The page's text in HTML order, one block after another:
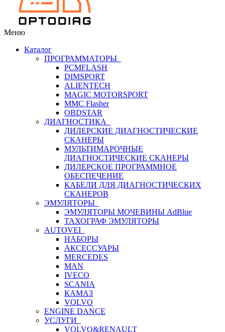
Меню
Каталог
ПРОГРАММАТОРЫ
PCMFLASH
DIMSPORT
ALIENTECH
MAGIC MOTORSPORT
MMC Flasher
OBDSTAR
ДИАГНОСТИКА
ДИЛЕРСКИЕ ДИАГНОСТИЧЕСКИЕ
СКАНЕРЫ
МУЛЬТИМАРОЧНЫЕ
ДИАГНОСТИЧЕСКИЕ СКАНЕРЫ
ДИЛЕРСКОЕ ПРОГРАММНОЕ
ОБЕСПЕЧЕНИЕ
КАБЕЛИ ДЛЯ ДИАГНОСТИЧЕСКИХ
СКАНЕРОВ
ЭМУЛЯТОРЫ
ЭМУЛЯТОРЫ МОЧЕВИНЫ АdBlue
ТАХОГРАФ ЭМУЛЯТОРЫ
AUTOVEI
НАБОРЫ
АКСЕССУАРЫ
MERCEDES
MAN
IVECO
SCANIA
КАМАЗ
VOLVO
ENGINE DANCE
УСЛУГИ
VOLVO&RENAULT